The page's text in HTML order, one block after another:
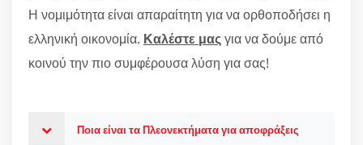
Η νομιμότητα είναι απαραίτητη για να ορθοποδήσει η
ελληνική οικονομία. Καλέστε μαςγια να δούμε από
κοινού την πιο συμφέρουσα λύση για σας!
Ποια είναι τα Πλεονεκτήματα για αποφράξεις